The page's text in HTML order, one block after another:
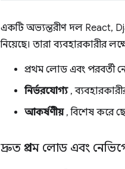
একটি অভ্যন্তরীণ দল React,
নিয়েছে। তারা ব্যবহারকারীর
প্রথম লোড এবং পরবর্তী
নির্ভরযোগ্য,
আকর্ষণীয়, বিশেষ করে
দ্রুত প্রথম লোড এবং